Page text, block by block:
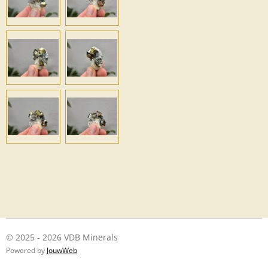
© 2025 - 2026 VDB Minerals
Powered by JouwWeb